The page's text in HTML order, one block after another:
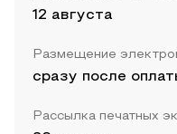
12 августа
Размещение
сразу после
Рассылка печатных